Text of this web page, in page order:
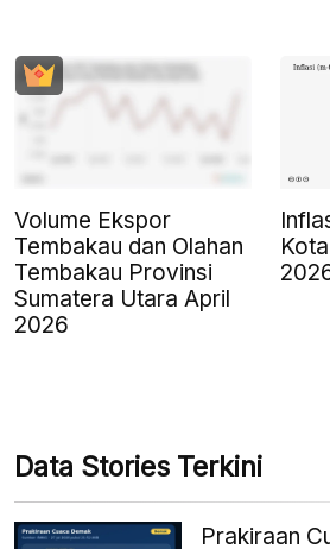
Volume Ekspor
Tembakau dan Olahan
Tembakau Provinsi
Sumatera Utara April
2026
Data Stories Terkini
Prakiraan